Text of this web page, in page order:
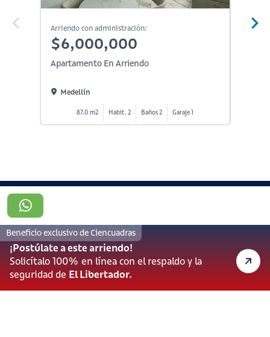
Beneficio exclusivo de Ciencuadras
¡Postúlate a este arriendo!
Solicítalo 100% en línea con el respaldo y la
seguridad de El Libertador.
Arriendo con administración:
$6,000,000
Apartamento En Arriendo
Medellín
87.0 m2 Habit. 2 Baños 2 Garaje 1
#923
601 3905331
lineadesoporte923@serviciosbolivar.com
Canales de preferencia